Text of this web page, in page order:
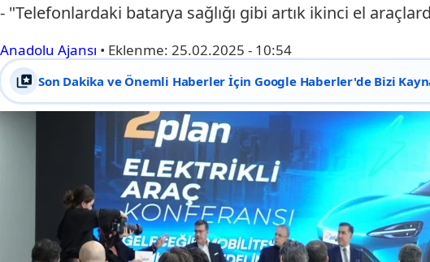
- "Telefonlardaki batarya sağlığı gibi artık ikinci el
Anadolu Ajansı • Eklenme: 25.02.2025 - 10:54
Son Dakika ve Önemli Haberler İçin Google Haberler'de Bizi